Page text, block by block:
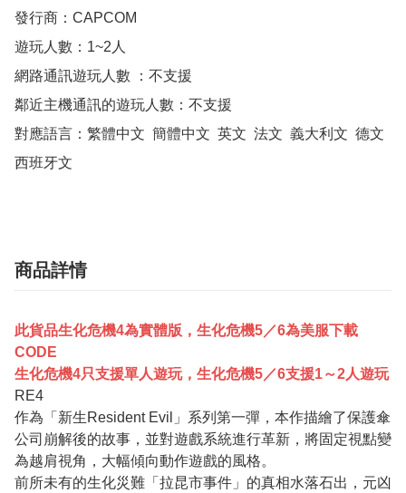
發行商：CAPCOM
遊玩人數：1~2人
網路通訊遊玩人數 ：不支援
鄰近主機通訊的遊玩人數：不支援
對應語言：繁體中文  簡體中文  英文  法文  義大利文  德文
西班牙文
商品詳情
此貨品生化危機4為實體版，生化危機5／6為美服下載
CODE
生化危機4只支援單人遊玩，生化危機5／6支援1～2人遊玩
RE4
作為「新生Resident Evil」系列第一彈，本作描繪了保護傘
公司崩解後的故事，並對遊戲系統進行革新，將固定視點變
為越肩視角，大幅傾向動作遊戲的風格。
前所未有的生化災難「拉昆市事件」的真相水落石出，元凶